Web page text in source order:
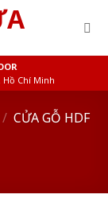
Hồ Chí Minh
/ CỬA GỖ HDF